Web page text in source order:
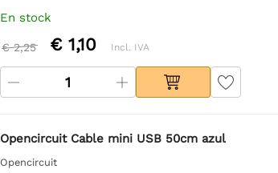
En stock
€ 2,25 € 1,10 Incl. IVA
Opencircuit Cable mini USB 50cm azul
Opencircuit